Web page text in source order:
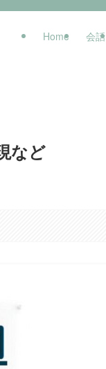
Home 会話
など